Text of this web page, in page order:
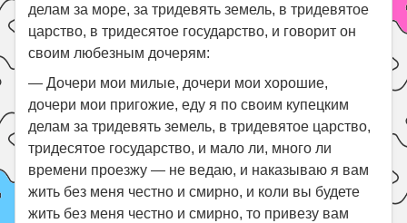
делам за море, за тридевять земель, в тридевятое
царство, в тридесятое государство, и говорит он
своим любезным дочерям:
— Дочери мои милые, дочери мои хорошие,
дочери мои пригожие, еду я по своим купецким
делам за тридевять земель, в тридевятое царство,
тридесятое государство, и мало ли, много ли
времени проезжу — не ведаю, и наказываю я вам
жить без меня честно и смирно, и коли вы будете
жить без меня честно и смирно, то привезу вам